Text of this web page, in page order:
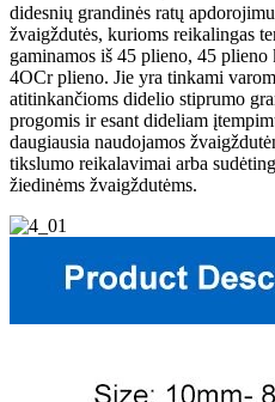
didesnių grandinės ratų
žvaigždutės, kurioms reikalingas
gaminamos iš 45 plieno, 45
4OCr plieno. Jie yra tinkami
atitinkančioms didelio stiprumo
progomis ir esant dideliam
daugiausia naudojamos
tikslumo reikalavimai arba
žiedinėms žvaigždutėms.